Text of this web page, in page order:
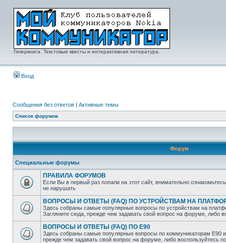
Гиперкнига. Текстовые квесты и интерактивная литература.
Вход
Сообщения без ответов | Активные темы
Список форумов
Форум
Специальные форумы
ПРАВИЛА ФОРУМОВ
Если Вы в первый раз попали на этот сайт, внимательно
не нарушать
ВОПРОСЫ И ОТВЕТЫ (FAQ) ПО УСТРОЙСТВАМ НА
Здесь собраны самые популярные вопросы по устройствам на
Загляните сюда, прежде чем задавать свой вопрос на форуме, либо
ВОПРОСЫ И ОТВЕТЫ (FAQ) ПО E90
Здесь собраны самые популярные вопросы по коммуникаторам E90
прежде чем задавать свой вопрос на форуме, либо воспользуйтесь